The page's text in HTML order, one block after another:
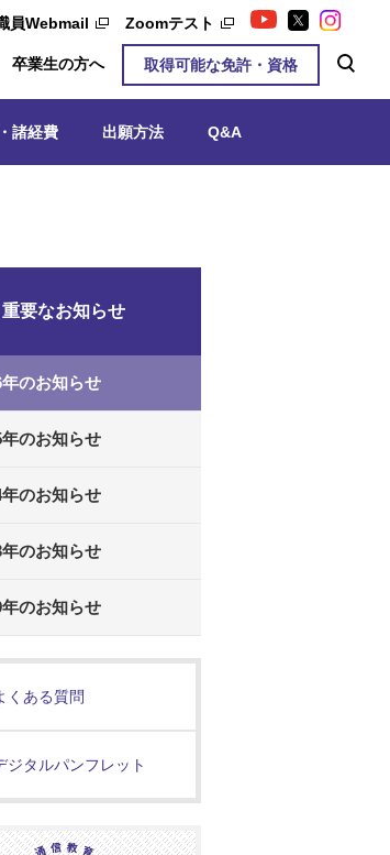
卒業生の方へ 取得可能な免許・資格
員Webmail Zoomテスト
諸経費 出願方法 Q&A
重要なお知らせ
のお知らせ
のお知らせ
のお知らせ
のお知らせ
のお知らせ
くある質問
ジタルパンフレット